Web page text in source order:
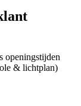
openingstijden
& lichtplan)